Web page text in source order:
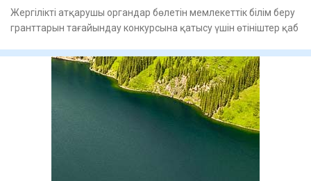
Жергілікті атқарушы органдар бөлетін мемлекеттік білім беру
гранттарын тағайындау конкурсына қатысу үшін өтініштер қаб